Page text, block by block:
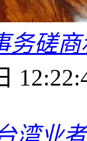
务磋
湾业